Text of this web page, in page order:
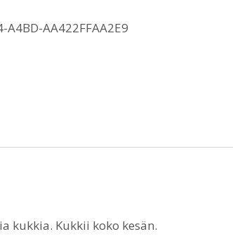
AA422FFAA2E9
kukkia. Kukkii koko kesän.